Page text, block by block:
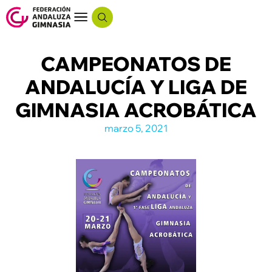
CAMPEONATOS DE
ANDALUCÍA Y LIGA DE
GIMNASIA ACROBÁTICA
marzo 5, 2021